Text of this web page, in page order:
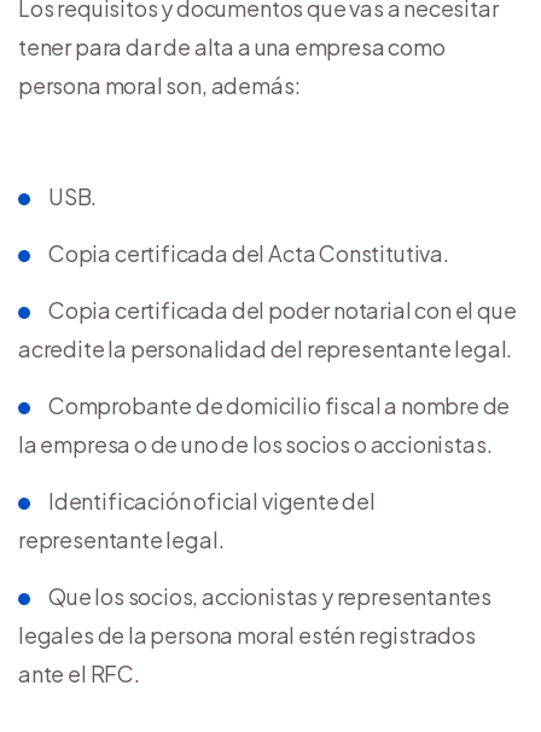
Los requisitos y documentos que vas a necesitar
tener para dar de alta a una empresa como
persona moral son, además:
USB.
Copia certificada del Acta Constitutiva.
Copia certificada del poder notarial con el que
acredite la personalidad del representante legal.
Comprobante de domicilio fiscal a nombre de
la empresa o de uno de los socios o accionistas.
Identificación oficial vigente del
representante legal.
Que los socios, accionistas y representantes
legales de la persona moral estén registrados
ante el RFC.